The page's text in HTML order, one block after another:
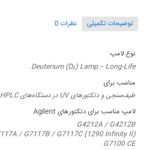
توضیحات تکمیلی نظرات 0
نوع لامپ
Deuterium (D₂) Lamp – Long-Life.
مناسب برای
طیف‌سنجی و دتکتورهای UV در دستگاه‌های HPLC.
لامپ مناسب برای دتکتورهای Agilent
G4212A / G4212B
/ G7117B / G7117C (1290 Infinity II)
G7100 CE.